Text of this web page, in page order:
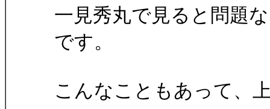
一見秀丸で見ると問題
です。
こんなこともあって、